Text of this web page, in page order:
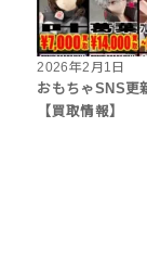
2026年2月1日
おもちゃSNS更
【買取情報】